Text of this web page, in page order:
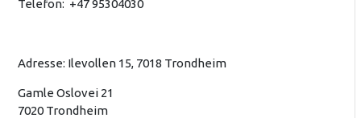
Telefon: +47 95304030
Adresse: Ilevollen 15, 7018 Trondheim
Gamle Oslovei 21
7020 Trondheim